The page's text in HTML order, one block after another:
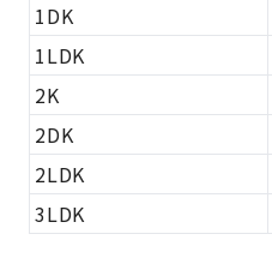
1DK
1LDK
2K
2DK
2LDK
3LDK